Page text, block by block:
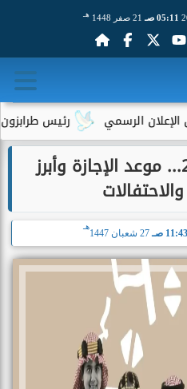
05:11 صـ 21 صفر 1448 هـ
رئيس طرابزون سبور الرسمي
يوم التأسيس 2026... موعد الإجازة وأبرز
11:43 صـ 27 شعبان 1447
هـ